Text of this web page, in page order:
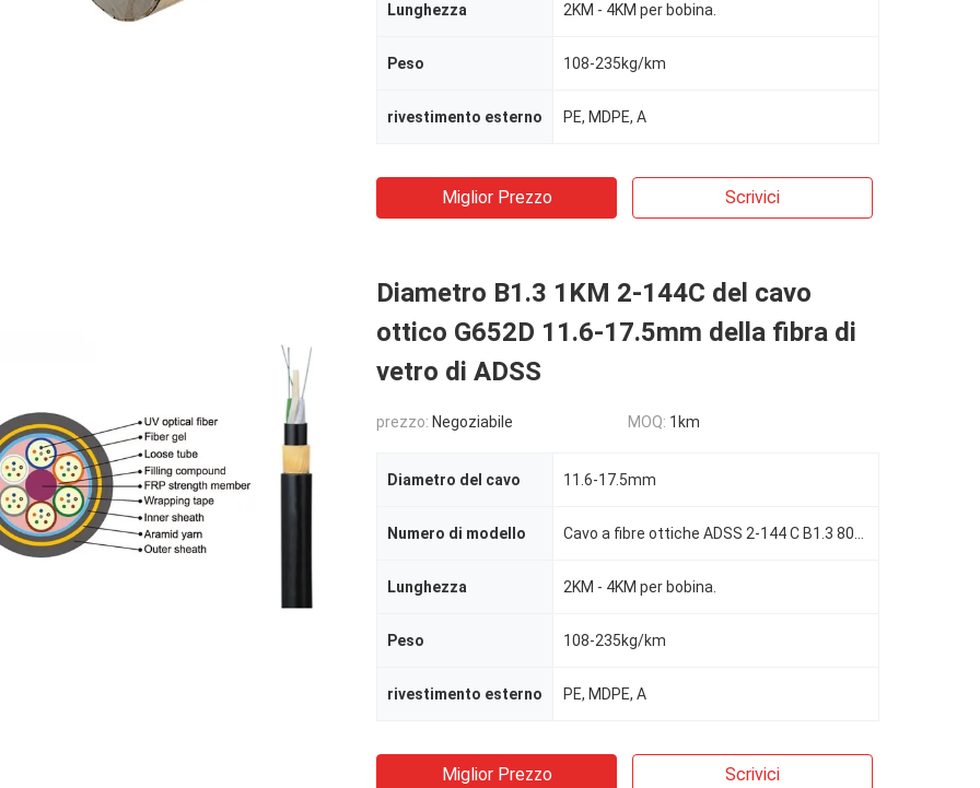
Lunghezza 2KM - 4KM per bobina.
Peso 108-235kg/km
rivestimento esterno PE, MDPE, A
Miglior Prezzo Scrivici
Diametro B1.3 1KM 2-144C del cavo
ottico G652D 11.6-17.5mm della fibra di
vetro di ADSS
prezzo: Negoziabile MOQ: 1km
Diametro del cavo 11.6-17.5mm
Numero di modello
Lunghezza 2KM - 4KM per bobina.
Peso 108-235kg/km
rivestimento esterno PE, MDPE, A
Miglior Prezzo Scrivici